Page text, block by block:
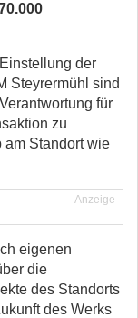
der
Steyrermühl sind
für
zu
am Standort wie
Anzeige
eigenen
die
des Standorts
des Werks